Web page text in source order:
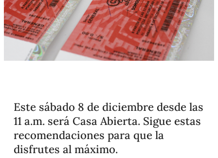
Este sábado 8 de diciembre desde las
11 a.m. será Casa Abierta. Sigue estas
recomendaciones para que la
disfrutes al máximo.